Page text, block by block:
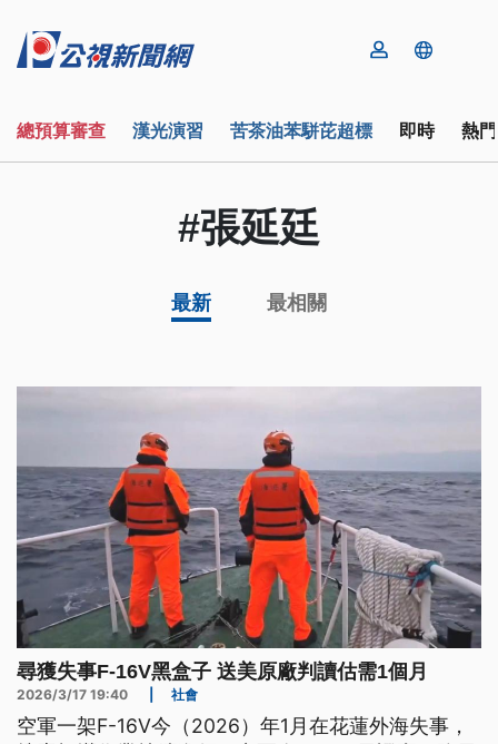
總預算審查 漢光演習 苦茶油苯駢芘超標 即時 熱
#張延廷
最新 最相關
尋獲失事F-16V黑盒子 送美原廠判讀估需1個月
2026/3/17 19:40 社會
空軍一架F-16V今（2026）年1月在花蓮外海失事，